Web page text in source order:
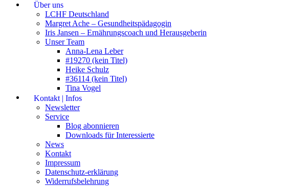
Über uns
LCHF Deutschland
Margret Ache – Gesundheitspädagogin
Iris Jansen – Ernährungscoach und Herausgeberin
Unser Team
Anna-Lena Leber
#19270 (kein Titel)
Heike Schulz
#36114 (kein Titel)
Tina Vogel
Kontakt | Infos
Newsletter
Service
Blog abonnieren
Downloads für Interessierte
News
Kontakt
Impressum
Datenschutz-erklärung
Widerrufsbelehrung